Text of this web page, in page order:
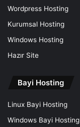
Wordpress Hosting
Kurumsal Hosting
Windows Hosting
Hazır Site
Bayi Hosting
Linux Bayi Hosting
Windows Bayi Hosting